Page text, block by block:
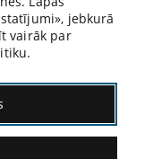
jebkurā
vairāk par
14.07.2022.